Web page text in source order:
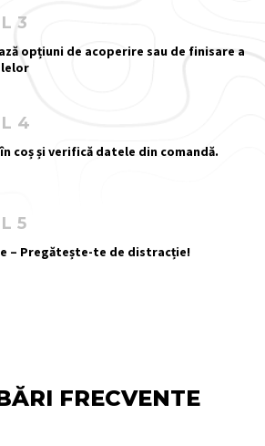
3
opțiuni de acoperire sau de finisare a
4
coș și verifică datele din comandă.
5
– Pregătește-te de distracție!
FRECVENTE